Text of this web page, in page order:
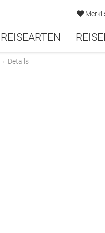
REISEARTEN
› Details